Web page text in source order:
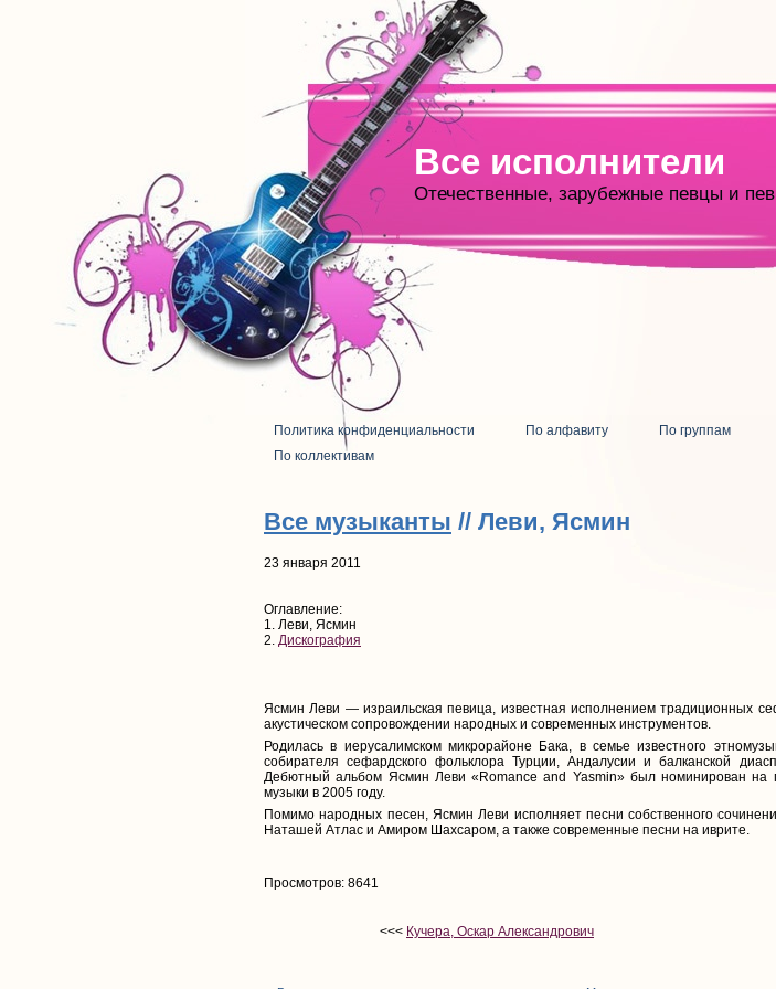
Все исполнители
Отечественные, зарубежные певцы и
Политика конфиденциальности По алфавиту По группам
По коллективам
Все музыканты // Леви, Ясмин
23 января 2011
Оглавление:
1. Леви, Ясмин
2. Дискография
Ясмин Леви — израильская певица, известная исполнением традиционных
акустическом сопровождении народных и современных инструментов.
Родилась в иерусалимском микрорайоне Бака, в семье известного
собирателя сефардского фольклора Турции, Андалусии и балканской
Дебютный альбом Ясмин Леви «Romance and Yasmin» был номинирован на
музыки в 2005 году.
Помимо народных песен, Ясмин Леви исполняет песни собственного
Наташей Атлас и Амиром Шахсаром, а также современные песни на иврите.
Просмотров: 8641
<<< Кучера, Оскар Александрович